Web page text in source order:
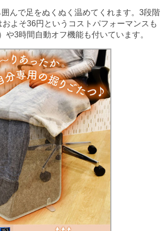
んで足をぬくぬく温めてくれます。3段階
よそ36円というコストパフォーマンスも
3時間自動オフ機能も付いています。